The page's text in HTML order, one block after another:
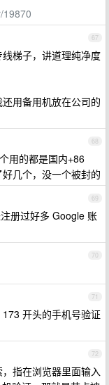
19870
67
梯子，讲道理纯净度
用备用机放在公司的
68
用的都是国内+86
几个，没一个被封的
69
册过好多 Google 账
70
71
开头的手机号验证
72
指在浏览器里面输入